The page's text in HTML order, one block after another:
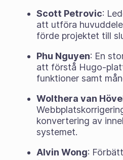
Scott Petrovic:
att utföra
förde projektet till
Phu Nguyen: En
att förstå Hugo-
funktioner samt
Wolthera van
konvertering av
systemet.
Alvin Wong: